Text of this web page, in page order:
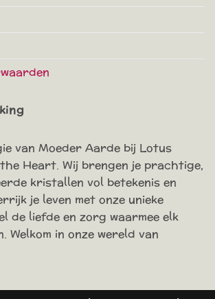
van Moeder Aarde bij Lotus
Heart. Wij brengen je prachtige,
kristallen vol betekenis en
je leven met onze unieke
de liefde en zorg waarmee elk
Welkom in onze wereld van